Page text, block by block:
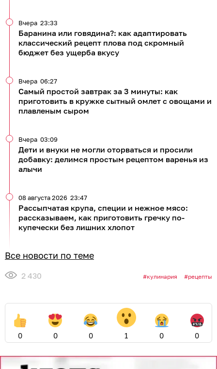
Баранина или говядина?: как адаптировать
классический рецепт плова под скромный
бюджет без ущерба вкусу
Вчера 23:33
Самый простой завтрак за 3 минуты: как
приготовить в кружке сытный омлет с овощами и
плавленым сыром
Вчера 06:27
Дети и внуки не могли оторваться и просили
добавку: делимся простым рецептом варенья из
алычи
Вчера 03:09
Рассыпчатая крупа, специи и нежное мясо:
рассказываем, как приготовить гречку по-
купечески без лишних хлопот
08 августа 2026 23:47
Все новости по теме
2 430 кулинария рецепты
0 0 0 1 0 0